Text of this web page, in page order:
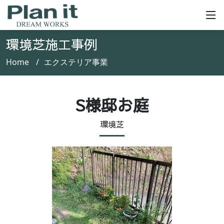
環境芝施工事例
Home エクステリア事業
S様邸お庭
環境芝